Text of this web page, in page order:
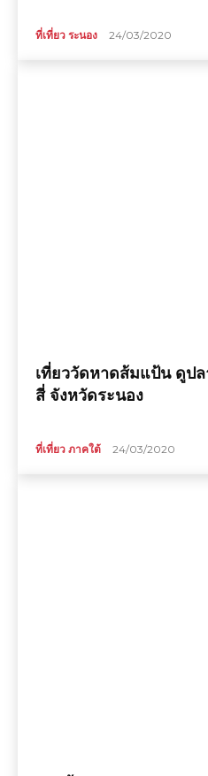
ที่เที่ยว ระนอง 24/03/2020
เที่ยววัดหาดส้มแป้น ดูป
สี่ จังหวัดระนอง
ที่เที่ยว ภาคใต้ 24/03/2020